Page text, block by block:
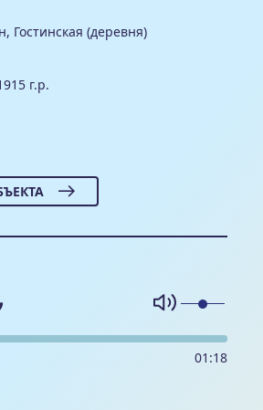
Гостинская (деревня)
г.р.
01 :18